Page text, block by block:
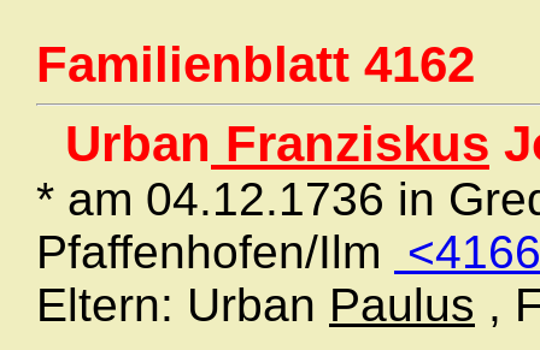
Familienblatt 4162
Urban Franziskus
* am 04.12.1736 in
Pfaffenhofen/Ilm
Eltern: Urban Paulus ,